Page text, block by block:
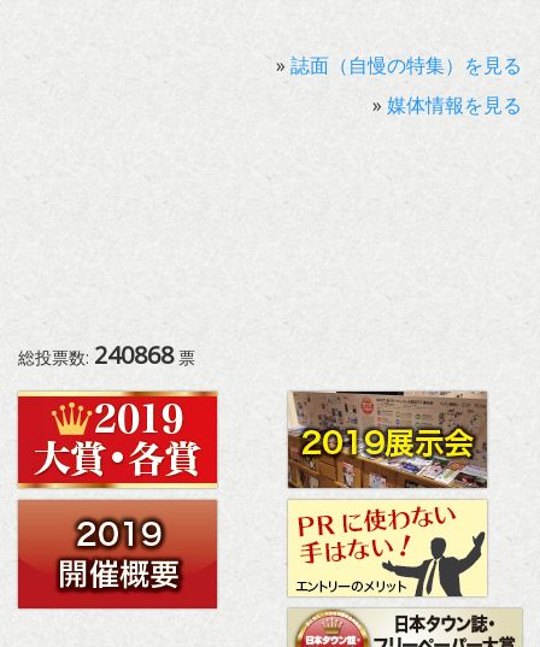
» 誌面（自慢の特集）を見る
» 媒体情報を見る
総投票数: 240868票